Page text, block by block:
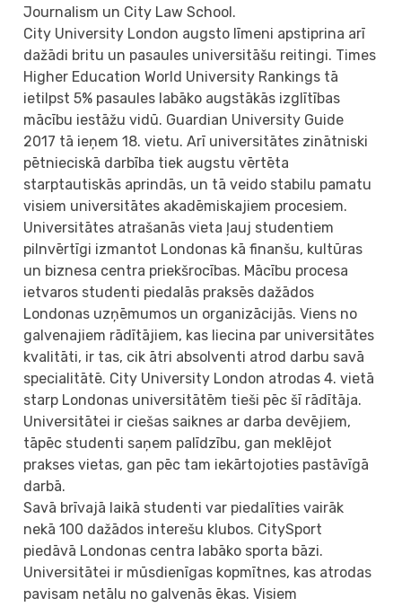
Journalism un City Law School.
City University London augsto līmeni apstiprina arī
dažādi britu un pasaules universitāšu reitingi. Times
Higher Education World University Rankings tā
ietilpst 5% pasaules labāko augstākās izglītības
mācību iestāžu vidū. Guardian University Guide
2017 tā ieņem 18. vietu. Arī universitātes zinātniski
pētnieciskā darbība tiek augstu vērtēta
starptautiskās aprindās, un tā veido stabilu pamatu
visiem universitātes akadēmiskajiem procesiem.
Universitātes atrašanās vieta ļauj studentiem
pilnvērtīgi izmantot Londonas kā finanšu, kultūras
un biznesa centra priekšrocības. Mācību procesa
ietvaros studenti piedalās praksēs dažādos
Londonas uzņēmumos un organizācijās. Viens no
galvenajiem rādītājiem, kas liecina par universitātes
kvalitāti, ir tas, cik ātri absolventi atrod darbu savā
specialitātē. City University London atrodas 4. vietā
starp Londonas universitātēm tieši pēc šī rādītāja.
Universitātei ir ciešas saiknes ar darba devējiem,
tāpēc studenti saņem palīdzību, gan meklējot
prakses vietas, gan pēc tam iekārtojoties pastāvīgā
darbā.
Savā brīvajā laikā studenti var piedalīties vairāk
nekā 100 dažādos interešu klubos. CitySport
piedāvā Londonas centra labāko sporta bāzi.
Universitātei ir mūsdienīgas kopmītnes, kas atrodas
pavisam netālu no galvenās ēkas. Visiem